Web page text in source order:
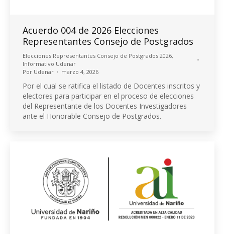
Acuerdo 004 de 2026 Elecciones
Representantes Consejo de Postgrados
Elecciones Representantes Consejo de Postgrados 2026,
Informativo Udenar
Por Udenar marzo 4, 2026
Por el cual se ratifica el listado de Docentes inscritos y
electores para participar en el proceso de elecciones
del Representante de los Docentes Investigadores
ante el Honorable Consejo de Postgrados.